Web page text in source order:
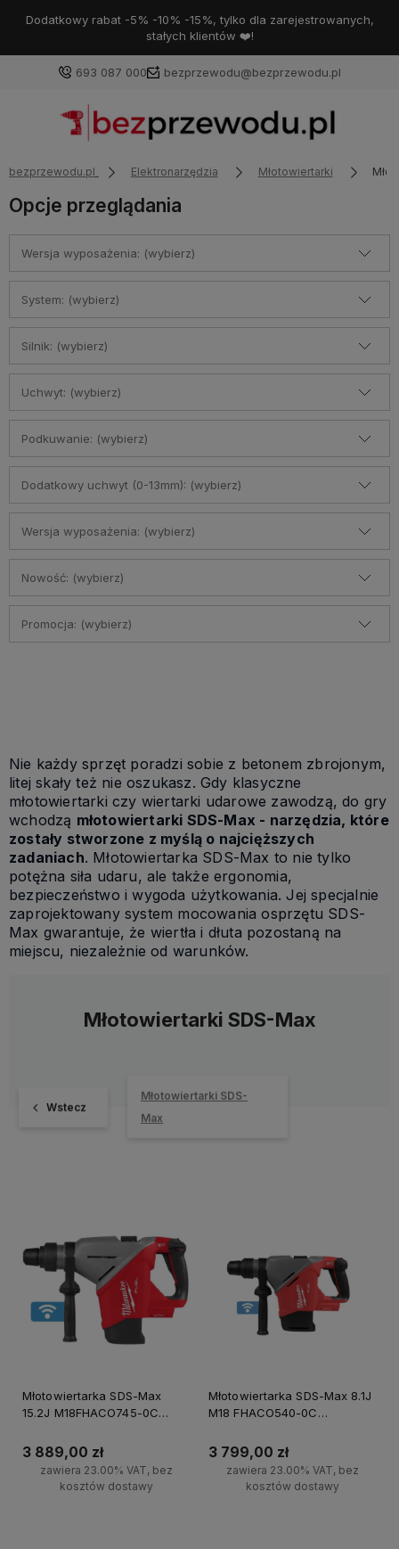
Dodatkowy rabat -5% -10% -15%, tylko dla zarejestrowanych,
stałych klientów ❤️!
693 087 000 bezprzewodu@bezprzewodu.pl
bezprzewodu.pl Elektronarzędzia Młotowiertarki
Opcje przeglądania
Wersja wyposażenia: (wybierz)
System: (wybierz)
Silnik: (wybierz)
Uchwyt: (wybierz)
Podkuwanie: (wybierz)
Dodatkowy uchwyt (0-13mm): (wybierz)
Wersja wyposażenia: (wybierz)
Nowość: (wybierz)
Promocja: (wybierz)
Nie każdy sprzęt poradzi sobie z betonem zbrojonym,
litej skały też nie oszukasz. Gdy klasyczne
młotowiertarki czy wiertarki udarowe zawodzą, do gry
wchodzą młotowiertarki SDS-Max - narzędzia, które
zostały stworzone z myślą o najcięższych
zadaniach. Młotowiertarka SDS-Max to nie tylko
potężna siła udaru, ale także ergonomia,
bezpieczeństwo i wygoda użytkowania. Jej specjalnie
zaprojektowany system mocowania osprzętu SDS-
Max gwarantuje, że wiertła i dłuta pozostaną na
miejscu, niezależnie od warunków.
Młotowiertarki SDS-Max
Wstecz
Młotowiertarki SDS-
Max
Młotowiertarka SDS-Max
15.2J M18FHACO745-0C
3 889,00 zł
zawiera 23.00% VAT, bez
kosztów dostawy
Młotowiertarka SDS-Max 8.1J
M18 FHACO540-0C
3 799,00 zł
zawiera 23.00% VAT, bez
kosztów dostawy